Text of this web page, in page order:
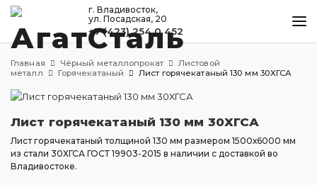
г. Владивосток,
ул. Посадская, 20
+7 (423) 254 0 452
КАТАЛОГ
МЕТАЛЛООБРАБОТКА
ДОСТАВКА И ОПЛАТА
КОНТАКТЫ
Главная Чёрный металлопрокат
Листовой
металл
Горячекатаный Лист горячекатаный 130 мм 30ХГСА
Лист горячекатаный 130 мм 30ХГСА
Лист горячекатаный толщиной 130 мм размером 1500х6000 мм
из стали 30ХГСА ГОСТ 19903-2015 в наличии с доставкой во
Владивостоке.